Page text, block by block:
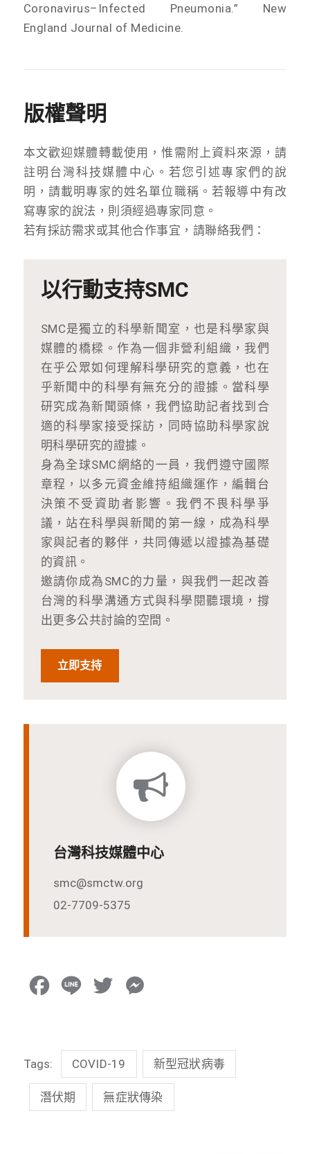
Coronavirus–Infected Pneumonia.” New
England Journal of Medicine.
版權聲明
本文歡迎媒體轉載使用，惟需附上資料來源，請
註明台灣科技媒體中心。若您引述專家們的說
明，請載明專家的姓名單位職稱。若報導中有改
寫專家的說法，則須經過專家同意。
若有採訪需求或其他合作事宜，請聯絡我們：
以行動支持SMC
SMC是獨立的科學新聞室，也是科學家與
媒體的橋樑。作為一個非營利組織，我們
在乎公眾如何理解科學研究的意義，也在
乎新聞中的科學有無充分的證據。當科學
研究成為新聞頭條，我們協助記者找到合
適的科學家接受採訪，同時協助科學家說
明科學研究的證據。
身為全球SMC網絡的一員，我們遵守國際
章程，以多元資金維持組織運作，編輯台
決策不受資助者影響。我們不畏科學爭
議，站在科學與新聞的第一線，成為科學
家與記者的夥伴，共同傳遞以證據為基礎
的資訊。
邀請你成為SMC的力量，與我們一起改善
台灣的科學溝通方式與科學閱聽環境，撐
出更多公共討論的空間。
立即支持
台灣科技媒體中心
smc@smctw.org
02-7709-5375
b
e
t
t
e
Tags: COVID-19 新型冠狀病毒
潛伏期 無症狀傳染